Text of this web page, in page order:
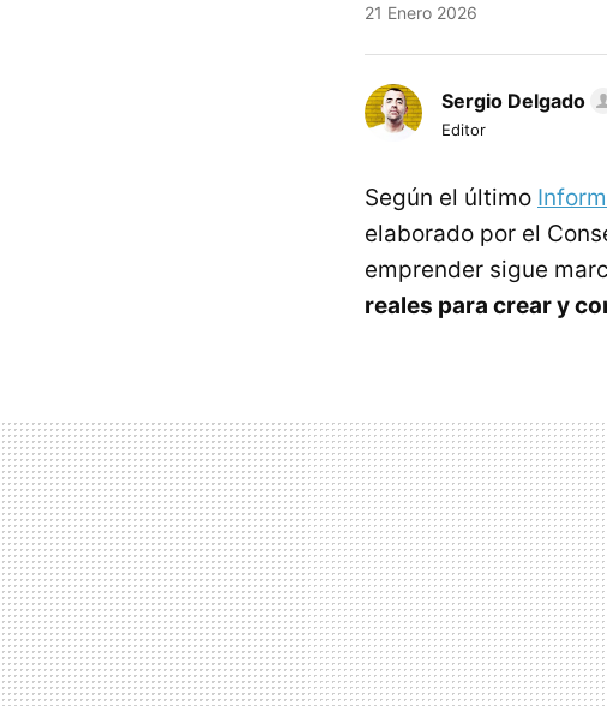
21 Enero 2026
Sergio Delgado
Editor
Según el último
elaborado por el
emprender sigue
reales para crear y